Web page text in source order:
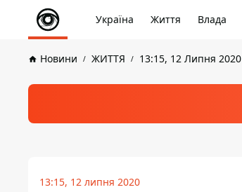
Україна Життя Влада
Новини ЖИТТЯ 13:15, 12 Липня 2020
13:15, 12 липня 2020